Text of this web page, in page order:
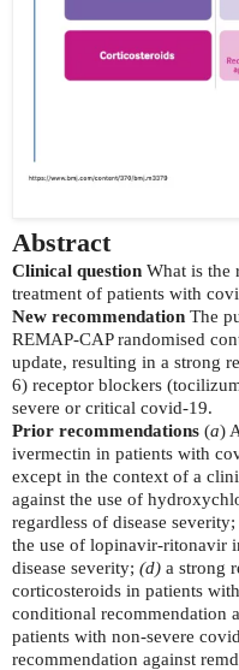
Abstract
Clinical question What is the
treatment of patients with
New recommendation The
REMAP-CAP randomised
update, resulting in a strong
6) receptor blockers
severe or critical covid-19.
Prior recommendations (a)
ivermectin in patients with
except in the context of a
against the use of
regardless of disease severity;
the use of lopinavir-ritonavir
disease severity; (d) a strong
corticosteroids in patients
conditional recommendation
patients with non-severe
recommendation against